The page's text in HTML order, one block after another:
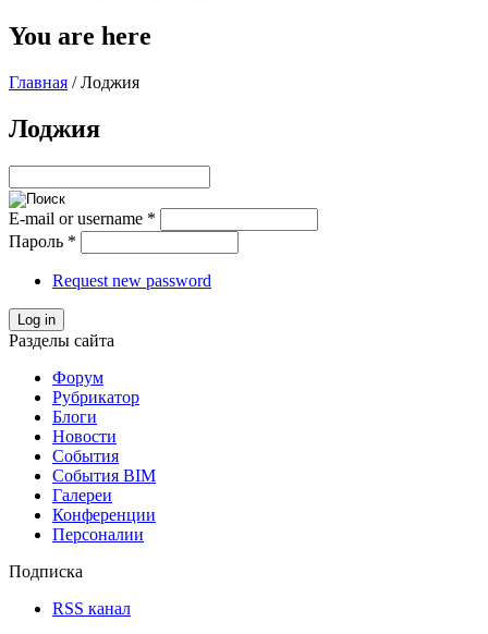
You are here
Главная / Лоджия
Лоджия
E-mail or username *
Пароль *
Request new password
Log in
Разделы сайта
Форум
Рубрикатор
Блоги
Новости
События
События BIM
Галереи
Конференции
Персоналии
Подписка
RSS канал